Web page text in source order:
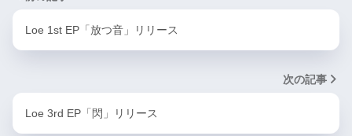
Loe 1st EP「放つ音」リリース
次の記事
Loe 3rd EP「閃」リリース